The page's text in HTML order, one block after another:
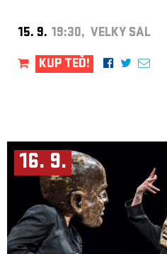
15. 9. 19:30, VELKÝ SÁL
KUP TEĎ!
16. 9.